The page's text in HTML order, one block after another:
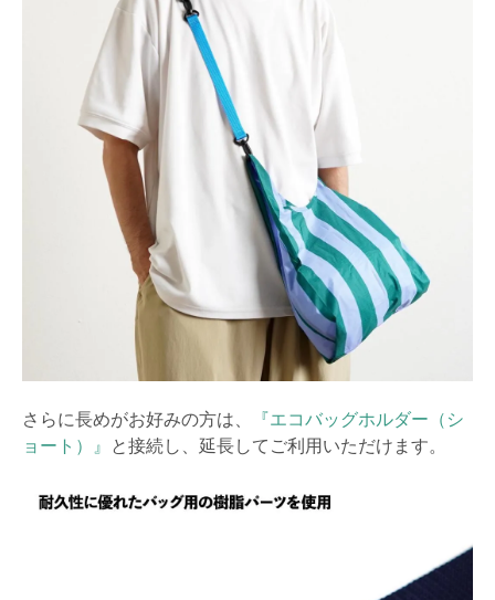
さらに長めがお好みの方は、
『エコバッグホルダー（シ
ョート）』
と接続し、延長してご利用いただけます。